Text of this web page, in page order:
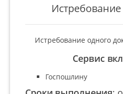
Истребование одного
Сервис
Госпошлину